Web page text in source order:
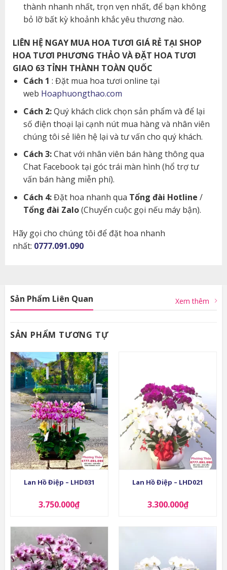
thành nhanh nhất, trọn vẹn nhất, để bạn không
bỏ lỡ bất kỳ khoảnh khắc yêu thương nào.
LIÊN HỆ NGAY MUA HOA TƯƠI GIÁ RẺ TẠI SHOP
HOA TƯƠI PHƯƠNG THẢO VÀ ĐẶT HOA TƯƠI
GIAO 63 TỈNH THÀNH TOÀN QUỐC
Cách 1 : Đặt mua hoa tươi online tại
web Hoaphuongthao.com
Cách 2:Quý khách click chọn sản phẩm và để lại
số điện thoại lại cạnh nút mua hàng và nhân viên
chúng tôi sẻ liên hệ lại và tư vấn cho quý khách.
Cách 3:Chat với nhân viên bán hàng thông qua
Chat Facebook tại góc trái màn hình (hổ trợ tư
vấn bán hàng miễn phí).
Cách 4:Đặt hoa nhanh qua Tổng đài Hotline /
Tổng đài Zalo(Chuyển cuộc gọi nếu máy bận).
Hãy gọi cho chúng tôi để đặt hoa nhanh
nhất: 0777.091.090
Sản Phẩm Liên Quan Xem thêm
SẢN PHẨM TƯƠNG TỰ
Lan Hồ Điệp – LHD031
3.750.000₫
Lan Hồ Điệp – LHD021
3.300.000₫